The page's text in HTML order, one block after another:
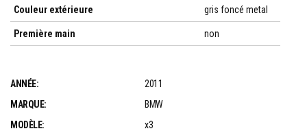
Couleur extérieure gris foncé metal
Première main non
ANNÉE:
2011
MARQUE:
BMW
MODÈLE:
x3